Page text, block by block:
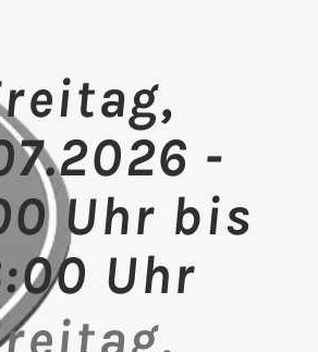
-
Uhr bis
Uhr